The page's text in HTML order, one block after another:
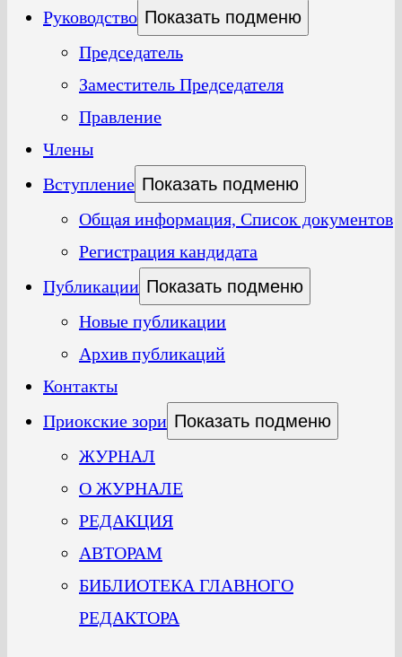
Руководство Показать подменю
Председатель
Заместитель Председателя
Правление
Члены
Вступление Показать подменю
Общая информация, Список документов
Регистрация кандидата
Публикации Показать подменю
Новые публикации
Архив публикаций
Контакты
Приокские зори Показать подменю
ЖУРНАЛ
О ЖУРНАЛЕ
РЕДАКЦИЯ
АВТОРАМ
БИБЛИОТЕКА ГЛАВНОГО
РЕДАКТОРА